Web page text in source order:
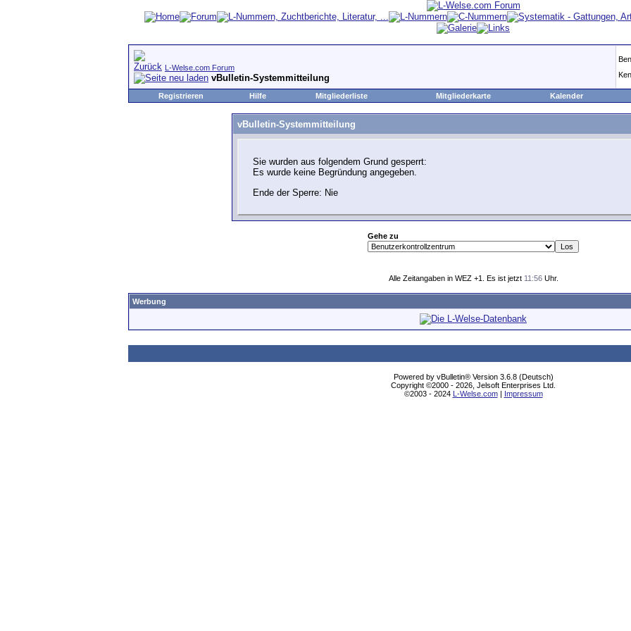
L-Welse.com Forum
vBulletin-Systemmitteilung
Registrieren Hilfe Mitgliederliste Mitgliederkarte Kalender
vBulletin-Systemmitteilung
Sie wurden aus folgendem Grund gesperrt:
Es wurde keine Begründung angegeben.
Ende der Sperre: Nie
Gehe zu
Alle Zeitangaben in WEZ +1. Es ist jetzt 11:56Uhr.
Werbung
Powered by vBulletin® Version 3.6.8 (Deutsch)
Copyright ©2000 - 2026, Jelsoft Enterprises Ltd.
©2003 - 2024 L-Welse.com| Impressum